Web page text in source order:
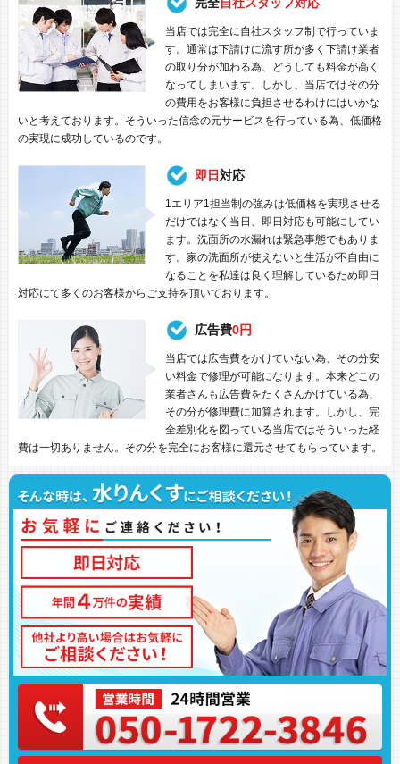
当店では完全に自社スタッフ制で行っていま
す。通常は下請けに流す所が多く下請け業者
の取り分が加わる為、どうしても料金が高く
なってしまいます。しかし、当店ではその分
の費用をお客様に負担させるわけにはいかな
いと考えております。そういった信念の元サービスを行っている為、低価格
の実現に成功しているのです。
即日対応
1エリア1担当制の強みは低価格を実現させる
だけではなく当日、即日対応も可能にしてい
ます。洗面所の水漏れは緊急事態でもありま
す。家の洗面所が使えないと生活が不自由に
なることを私達は良く理解しているため即日
対応にて多くのお客様からご支持を頂いております。
広告費0円
当店では広告費をかけていない為、その分安
い料金で修理が可能になります。本来どこの
業者さんも広告費をたくさんかけている為、
その分が修理費に加算されます。しかし、完
全差別化を図っている当店ではそういった経
費は一切ありません。その分を完全にお客様に還元させてもらっています。